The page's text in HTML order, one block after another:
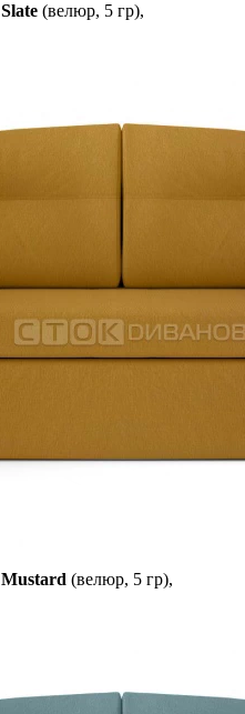
Slate (велюр, 5 гр),
Mustard (велюр, 5 гр),